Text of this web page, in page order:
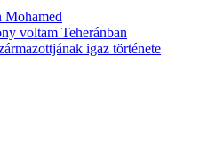
Mohamed
voltam Teheránban
igaz története